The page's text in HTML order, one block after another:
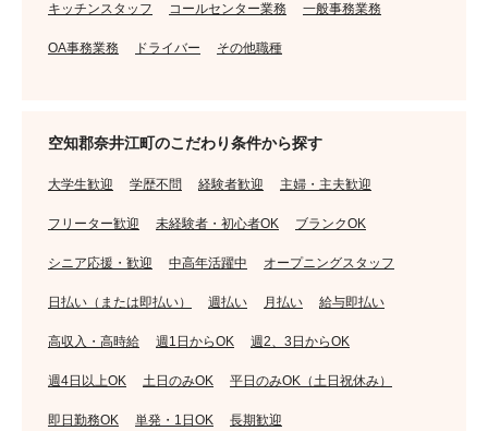
キッチンスタッフ コールセンター業務 一般事務業務
OA事務業務 ドライバー その他職種
空知郡奈井江町のこだわり条件から探す
大学生歓迎 学歴不問 経験者歓迎 主婦・主夫歓迎
フリーター歓迎 未経験者・初心者OK ブランクOK
シニア応援・歓迎 中高年活躍中 オープニングスタッフ
日払い（または即払い） 週払い 月払い 給与即払い
高収入・高時給 週1日からOK 週2、3日からOK
週4日以上OK 土日のみOK 平日のみOK（土日祝休み）
即日勤務OK 単発・1日OK 長期歓迎